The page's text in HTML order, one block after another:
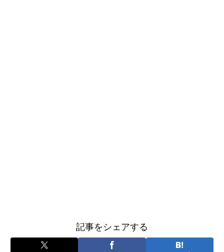
記事をシェアする